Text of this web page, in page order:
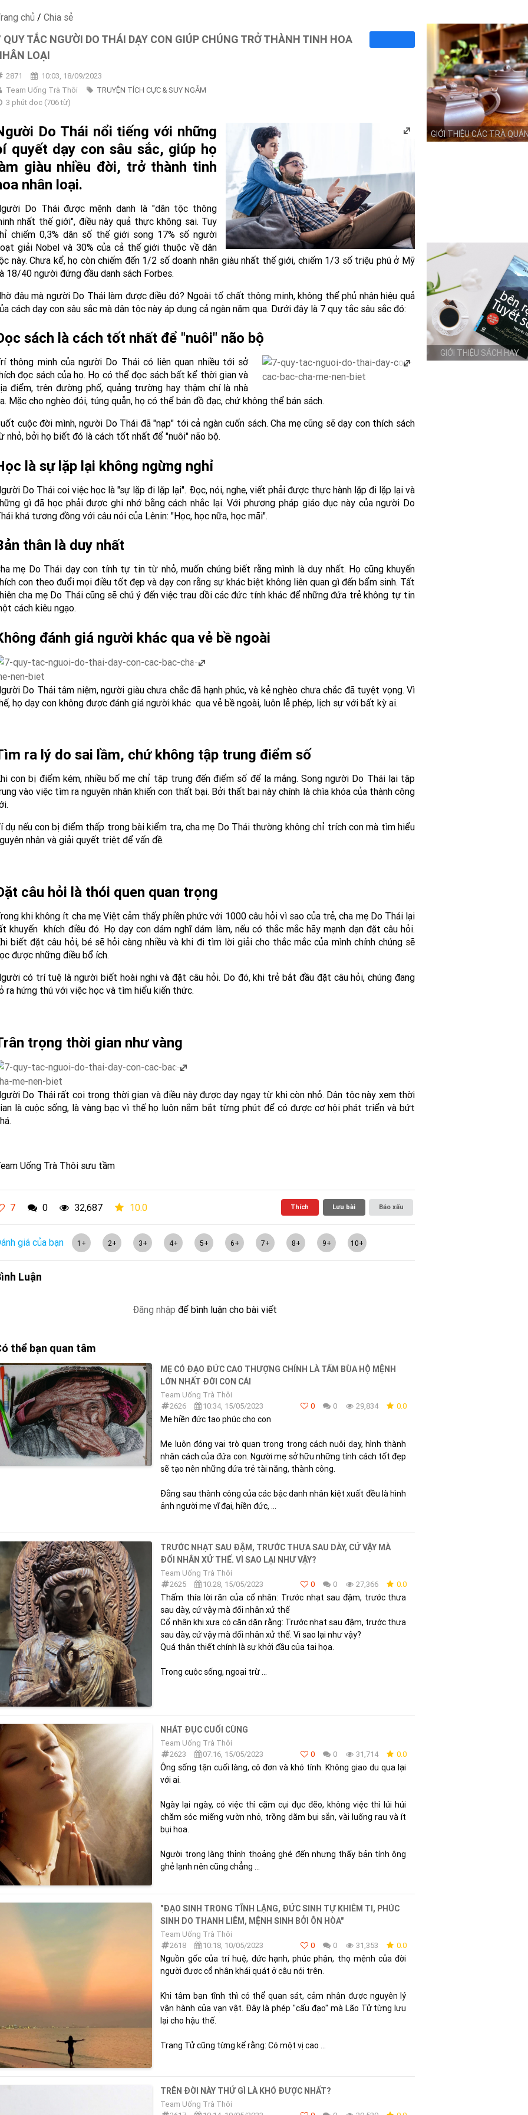
chủ / Chia sẻ
QUY TẮC NGƯỜI DO THÁI DẠY CON GIÚP CHÚNG TRỞ THÀNH TINH HOA
LOẠI
2871
10:03, 18/09/2023
Team Uống Trà Thôi
TRUYỆN TÍCH CỰC & SUY NGẪM
3 phút đọc(706từ)
Do Thái nổi tiếng với những
quyết dạy con sâu sắc, giúp họ
giàu nhiều đời, trở thành tinh
nhân loại.
Do Thái được mệnh danh là "dân tộc thông
nhất thế giới", điều này quả thực không sai. Tuy
chiếm 0,3% dân số thế giới song 17% số người
giải Nobel và 30% của cả thế giới thuộc về dân
này. Chưa kể, họ còn chiếm đến 1/2 số doanh nhân giàu nhất thế giới, chiếm 1/3 số triệu phú ở Mỹ
18/40 người đứng đầu danh sách Forbes.
đâu mà người Do Thái làm được điều đó? Ngoài tố chất thông minh, không thể phủ nhận hiệu quả
cách dạy con sâu sắc mà dân tộc này áp dụng cả ngàn năm qua. Dưới đây là 7 quy tắc sâu sắc đó:
sách là cách tốt nhất để "nuôi" não bộ
thông minh của người Do Thái có liên quan nhiều tới sở
đọc sách của họ. Họ có thể đọc sách bất kể thời gian và
điểm, trên đường phố, quảng trường hay thậm chí là nhà
Mặc cho nghèo đói, túng quẫn, họ có thể bán đồ đạc, chứ không thể bán sách.
cuộc đời mình, người Do Thái đã "nạp" tới cả ngàn cuốn sách. Cha mẹ cũng sẽ dạy con thích sách
nhỏ, bởi họ biết đó là cách tốt nhất để "nuôi" não bộ.
là sự lặp lại không ngừng nghỉ
Do Thái coi việc học là "sự lặp đi lặp lại". Đọc, nói, nghe, viết phải được thực hành lặp đi lặp lại và
gì đã học phải được ghi nhớ bằng cách nhắc lại. Với phương pháp giáo dục này của người Do
khá tương đồng với câu nói của Lênin: "Học, học nữa, học mãi".
thân là duy nhất
mẹ Do Thái dạy con tính tự tin từ nhỏ, muốn chúng biết rằng mình là duy nhất. Họ cũng khuyến
con theo đuổi mọi điều tốt đẹp và dạy con rằng sự khác biệt không liên quan gì đến bẩm sinh. Tất
cha mẹ Do Thái cũng sẽ chú ý đến việc trau dồi các đức tính khác để những đứa trẻ không tự tin
cách kiêu ngạo.
đánh giá người khác qua vẻ bề ngoài
Do Thái tâm niệm, người giàu chưa chắc đã hạnh phúc, và kẻ nghèo chưa chắc đã tuyệt vọng. Vì
họ dạy con không được đánh giá người khác qua vẻ bề ngoài, luôn lễ phép, lịch sự với bất kỳ ai.
ra lý do sai lầm, chứ không tập trung điểm số
con bị điểm kém, nhiều bố mẹ chỉ tập trung đến điểm số để la mắng. Song người Do Thái lại tập
vào việc tìm ra nguyên nhân khiến con thất bại. Bởi thất bại này chính là chìa khóa của thành công
dụ nếu con bị điểm thấp trong bài kiểm tra, cha mẹ Do Thái thường không chỉ trích con mà tìm hiểu
nhân và giải quyết triệt để vấn đề.
câu hỏi là thói quen quan trọng
khi không ít cha mẹ Việt cảm thấy phiền phức với 1000 câu hỏi vì sao của trẻ, cha mẹ Do Thái lại
khuyến khích điều đó. Họ dạy con dám nghĩ dám làm, nếu có thắc mắc hãy mạnh dạn đặt câu hỏi.
biết đặt câu hỏi, bé sẽ hỏi càng nhiều và khi đi tìm lời giải cho thắc mắc của mình chính chúng sẽ
được những điều bổ ích.
có trí tuệ là người biết hoài nghi và đặt câu hỏi. Do đó, khi trẻ bắt đầu đặt câu hỏi, chúng đang
ra hứng thú với việc học và tìm hiểu kiến thức.
trọng thời gian như vàng
Do Thái rất coi trọng thời gian và điều này được dạy ngay từ khi còn nhỏ. Dân tộc này xem thời
là cuộc sống, là vàng bạc vì thế họ luôn nắm bắt từng phút để có được cơ hội phát triển và bứt
Uống Trà Thôi sưu tầm
7 0 32,687 10.0 Thích Lưu bài Báo xấu
giá của bạn 1+ 2+ 3+ 4+ 5+ 6+ 7+ 8+ 9+ 10+
Luận
Đăng nhập để bình luận cho bài viết
thể bạn quan tâm
MẸ CÓ ĐẠO ĐỨC CAO THƯỢNG CHÍNH LÀ TẤM BÙA HỘ MỆNH
LỚN NHẤT ĐỜI CON CÁI
Team Uống Trà Thôi
2626
10:34, 15/05/2023 0 0 29,834 0.0
Mẹ hiền đức tạo phúc cho con
Mẹ luôn đóng vai trò quan trọng trong cách nuôi dạy, hình thành
nhân cách của đứa con. Người mẹ sở hữu những tính cách tốt đẹp
sẽ tạo nên những đứa trẻ tài năng, thành công.
Đằng sau thành công của các bậc danh nhân kiệt xuất đều là hình
ảnh người mẹ vĩ đại, hiền đức, ...
TRƯỚC NHẠT SAU ĐẬM, TRƯỚC THƯA SAU DÀY, CỨ VẬY MÀ
ĐỐI NHÂN XỬ THẾ. VÌ SAO LẠI NHƯ VẬY?
Team Uống Trà Thôi
2625
10:28, 15/05/2023 0 0 27,366 0.0
Thấm thía lời răn của cổ nhân: Trước nhạt sau đậm, trước thưa
sau dày, cứ vậy mà đối nhân xử thế
Cổ nhân khi xưa có căn dặn rằng: Trước nhạt sau đậm, trước thưa
sau dày, cứ vậy mà đối nhân xử thế. Vì sao lại như vậy?
Quá thân thiết chính là sự khởi đầu của tai họa.
Trong cuộc sống, ngoại trừ ...
NHÁT ĐỤC CUỐI CÙNG
Team Uống Trà Thôi
2623
07:16, 15/05/2023 0 0 31,714 0.0
Ông sống tận cuối làng, cô đơn và khó tính. Không giao du qua lại
với ai.
Ngày lại ngày, có việc thì cặm cụi đục đẽo, không việc thì lúi húi
chăm sóc miếng vườn nhỏ, trồng dăm bụi sắn, vài luống rau và ít
bụi hoa.
Người trong làng thỉnh thoảng ghé đến nhưng thấy bản tính ông
ghẻ lạnh nên cũng chẳng ...
"ĐẠO SINH TRONG TĨNH LẶNG, ĐỨC SINH TỰ KHIÊM TI, PHÚC
SINH DO THANH LIÊM, MỆNH SINH BỞI ÔN HÒA"
Team Uống Trà Thôi
2618
10:18, 10/05/2023 0 0 31,353 0.0
Nguồn gốc của trí huệ, đức hạnh, phúc phận, thọ mệnh của đời
người được cổ nhân khái quát ở câu nói trên.
Khi tâm bạn tĩnh thì có thể quan sát, cảm nhận được nguyên lý
vận hành của vạn vật. Đây là phép "cấu đạo" mà Lão Tử từng lưu
lại cho hậu thế.
Trang Tử cũng từng kể rằng: Có một vị cao ...
TRÊN ĐỜI NÀY THỨ GÌ LÀ KHÓ ĐƯỢC NHẤT?
Team Uống Trà Thôi
GIỚI THIỆU CÁC TRÀ
GIỚI THIỆU SÁCH HAY